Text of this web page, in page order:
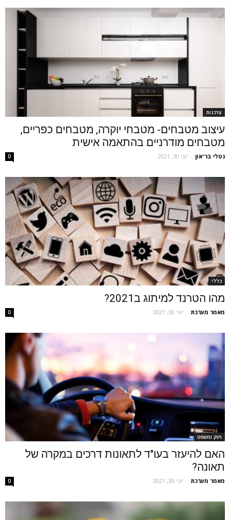
צרכנות
עיצוב מטבחים- מטבחי יוקרה, מטבחים כפריים,
מטבחים מודרניים בהתאמה אישית
נטלי בר־און - יוני 30, 2021 0
כללי
מהו הטרנד למיתוג ב2021?
מאמר מערכת - יוני 30, 2021 0
חוק ומשפט
האם להיעזר בעו"ד לתאונות דרכים במקרה של
תאונה?
מאמר מערכת - יוני 30, 2021 0